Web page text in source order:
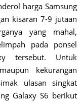
harga Samsung
kisaran 7-9 jutaan
yang mahal,
pada ponsel
tersebut. Untuk
kekurangan
ulasan singkat
Galaxy S6 berikut